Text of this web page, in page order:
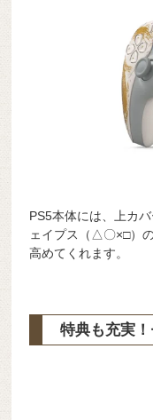
PS5本体には、上カ
ェイプス（△〇×□）
高めてくれます。
特典も充実